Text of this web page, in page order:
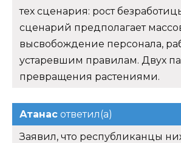
тех сценария: рост
сценарий предполагает
высвобождение персонала,
устаревшим правилам. Двух
превращения растениями.
Атанас ответил(а)
Заявил, что республиканцы